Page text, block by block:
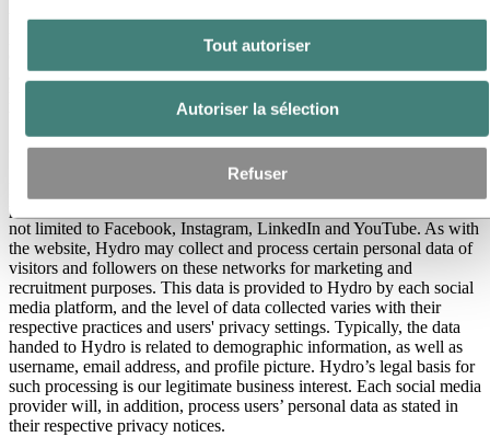
Tout autoriser
Autoriser la sélection
Refuser
to the extent you have requested such information from us and
provided your consent. If you subscribe to receive such
communication, we will collect and store your name and email
address to be able to send you the materials requested. For
Communication via social media
not limited to Facebook, Instagram, LinkedIn and YouTube. As with
the website, Hydro may collect and process certain personal data of
visitors and followers on these networks for marketing and
recruitment purposes. This data is provided to Hydro by each social
media platform, and the level of data collected varies with their
respective practices and users' privacy settings. Typically, the data
handed to Hydro is related to demographic information, as well as
username, email address, and profile picture. Hydro’s legal basis for
such processing is our legitimate business interest. Each social media
provider will, in addition, process users’ personal data as stated in
their respective privacy notices.